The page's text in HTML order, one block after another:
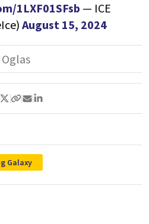
1LXF01SFsb — ICE
August 15, 2024
Galaxy